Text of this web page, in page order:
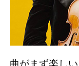
曲がまず楽しい